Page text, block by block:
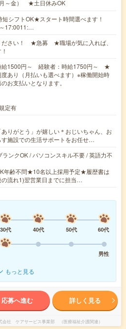
～金） ★土日休みOK
シフトOK★スタート時間選べます！
17:0011:…
ださい！ ★急募 ★職場が気に入れば、
給1500円～ 経験者：時給1750円～ ★
あり（月払いも選べます）※稼働開始時
お支払いとなります。
定有
ありがとう」が嬉しい＊おじいちゃん、お
施設での生活サポートをお任せ…
ランクOK / パソコンスキル不要 / 英語力不
年齢不問★10名以上採用予定★履歴書は
流れ1)翌営業日までに担当…
30代 40代 50代
60代
男性
もっと見る
応募へ進む 詳しく見る
会社 ケアサービス事業部 （医療福祉介護関連）